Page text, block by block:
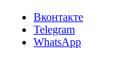
Вконтакте
Telegram
WhatsApp